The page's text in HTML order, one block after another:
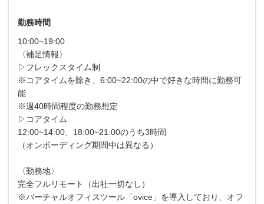
勤務時間
10:00~19:00
〈補足情報〉
▷フレックスタイム制
※コアタイムを除き、6:00~22:00の中で好きな時間に勤務可
能
※週40時間程度の勤務想定
▷コアタイム
12:00~14:00、18:00~21:00のうち3時間
（オンボーディング期間中は異なる）
〈勤務地〉
完全フルリモート（出社一切なし）
※バーチャルオフィスツール「ovice」を導入しており、オフ